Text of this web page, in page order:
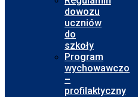
dowozu
uczniów
do
szkoły
Program
wychowawczo
–
profilaktyczny